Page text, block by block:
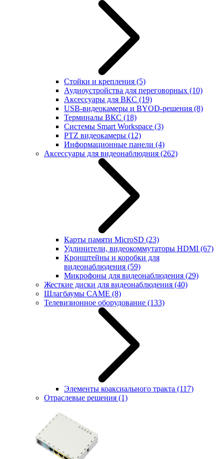
Стойки и крепления (5)
Аудиоустройства для переговорных (10)
Аксессуары для ВКС (19)
USB-видеокамеры и BYOD-решения (8)
Терминалы ВКС (18)
Системы Smart Workspace (3)
PTZ видеокамеры (12)
Информационные панели (4)
Аксессуары для видеонаблюдния (262)
Карты памяти MicroSD (23)
Удлинители, видеокоммутаторы HDMI (67)
Кронштейны и коробки для
видеонаблюдения (59)
Микрофоны для видеонаблюдения (29)
Жесткие диски для видеонаблюдения (40)
Шлагбаумы CAME (8)
Телевизионное оборудование (133)
Элементы коаксиального тракта (117)
Отраслевые решения (1)